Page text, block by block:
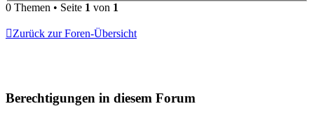
0 Themen • Seite 1 von 1
Zurück zur Foren-Übersicht
Berechtigungen in diesem Forum